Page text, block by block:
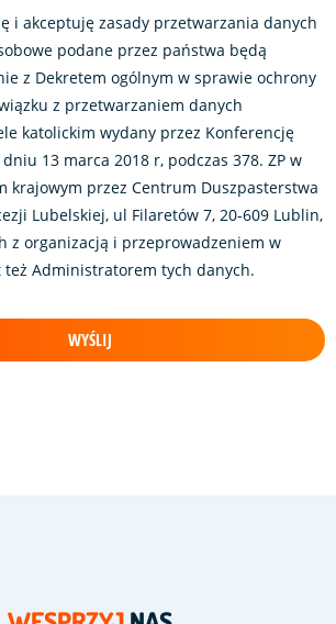
i akceptuję zasady przetwarzania danych
podane przez państwa będą
z Dekretem ogólnym w sprawie ochrony
z przetwarzaniem danych
katolickim wydany przez Konferencję
13 marca 2018 r, podczas 378. ZP w
krajowym przez Centrum Duszpasterstwa
Lubelskiej, ul Filaretów 7, 20-609 Lublin,
z organizacją i przeprowadzeniem w
też Administratorem tych danych.
WYŚLIJ